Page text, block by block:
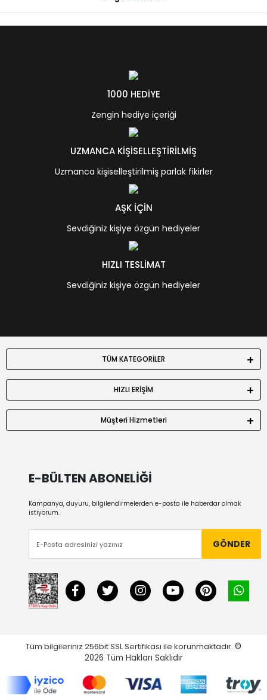
1000 HEDİYE
Zengin hediye içeriği
UZMANCA KİŞİSELLEŞTİRİLMİŞ
Uzmanca kişiselleştirilmiş parlak fikirler
AŞK İÇİN
Sevdiğiniz kişiye özgün hediyeler
HIZLI TESLİMAT
Sevdiğiniz kişiye özgün hediyeler
TÜM KATEGORİLER
HIZLI ERİŞİM
Müşteri Hizmetleri
E-BÜLTEN ABONELİĞİ
Kampanya, duyuru, bilgilendirmelerden e-posta ile haberdar olmak
istiyorum.
GÖNDER
Tüm bilgileriniz 256bit SSL Sertifikası ile korunmaktadır. ©
2026 Tüm Hakları Saklıdır